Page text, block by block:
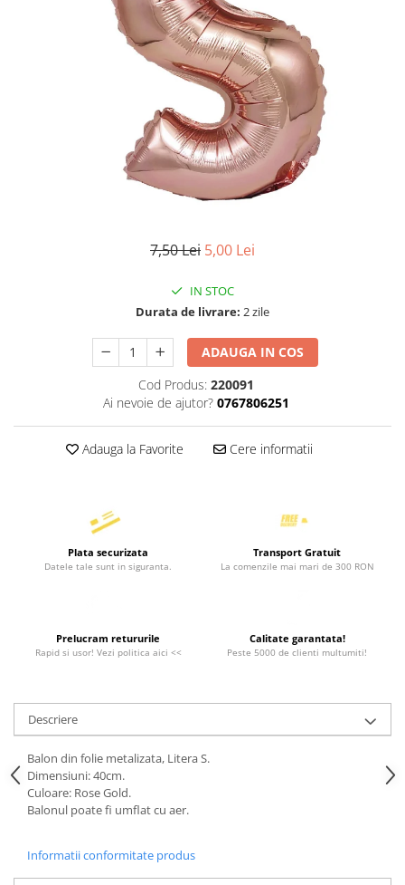
Unicorni si Curcubee
Baloane metalice
7,50 Lei 5,00 Lei
IN STOC
Durata de livrare: 2 zile
ADAUGA IN COS
Cod Produs: 220091
Ai nevoie de ajutor? 0767806251
Adauga la Favorite Cere informatii
Plata securizata
Datele tale sunt in siguranta.
Transport Gratuit
La comenzile mai mari de 300 RON
Prelucram retururile
Rapid si usor! Vezi politica aici <<
Calitate garantata!
Peste 5000 de clienti multumiti!
Descriere
Balon din folie metalizata, Litera S.
Dimensiuni: 40cm.
Culoare: Rose Gold.
Balonul poate fi umflat cu aer.
Informatii conformitate produs